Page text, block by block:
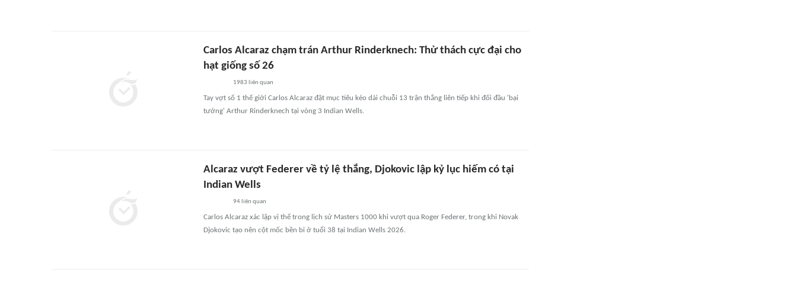
Carlos Alcaraz chạm trán Arthur Rinderknech: Thử thách cực đại cho
hạt giống số 26
1983 liên quan
Tay vợt số 1 thế giới Carlos Alcaraz đặt mục tiêu kéo dài chuỗi 13 trận thắng liên tiếp khi đối đầu 'bại
tướng' Arthur Rinderknech tại vòng 3 Indian Wells.
Alcaraz vượt Federer về tỷ lệ thắng, Djokovic lập kỷ lục hiếm có tại
Indian Wells
94liên quan
Carlos Alcaraz xác lập vị thế trong lịch sử Masters 1000 khi vượt qua Roger Federer, trong khi Novak
Djokovic tạo nên cột mốc bền bỉ ở tuổi 38 tại Indian Wells 2026.